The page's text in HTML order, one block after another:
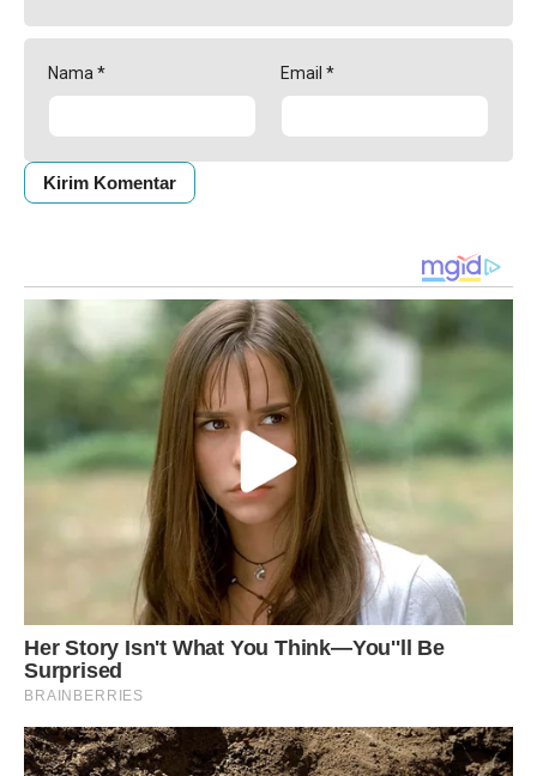
Nama * Email *